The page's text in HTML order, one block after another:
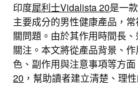
印度犀利士Vidalista 20是一
主要成分的男性健康產品，
關問題。由於其作用時間長
關注。本文將從產品背景、
色、副作用與注意事項等方
20 ，幫助讀者建立清楚、理